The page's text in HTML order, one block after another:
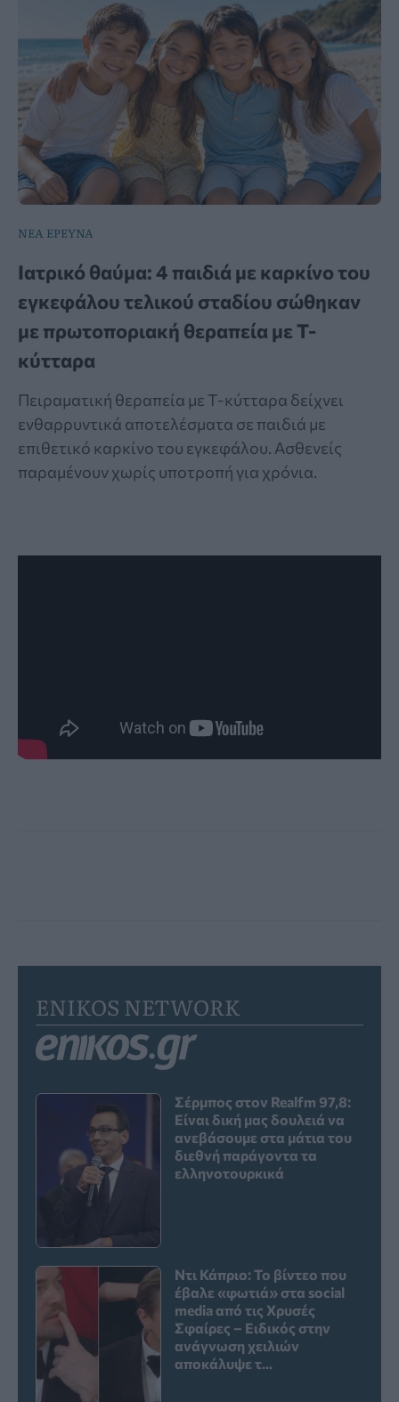
ΝΕΑ ΕΡΕΥΝΑ
Ιατρικό θαύμα: 4 παιδιά με καρκίνο του
εγκεφάλου τελικού σταδίου σώθηκαν
με πρωτοποριακή θεραπεία με Τ-
κύτταρα
Πειραματική θεραπεία με Τ-κύτταρα δείχνει
ενθαρρυντικά αποτελέσματα σε παιδιά με
επιθετικό καρκίνο του εγκεφάλου. Ασθενείς
παραμένουν χωρίς υποτροπή για χρόνια.
ENIKOS NETWORK
Σέρμπος στον Realfm 97,8:
Είναι δική μας δουλειά να
ανεβάσουμε στα μάτια του
διεθνή παράγοντα τα
ελληνοτουρκικά
Ντι Κάπριο: Το βίντεο που
έβαλε «φωτιά» στα social
media από τις Χρυσές
Σφαίρες – Ειδικός στην
ανάγνωση χειλιών
αποκάλυψε τ...